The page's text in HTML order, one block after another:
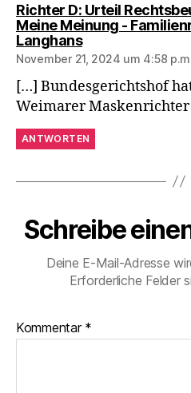
Richter D: Urteil
Meine Meinung -
Langhanssagt:
November 21, 2024 um 4:58
[…] Bundesgerichtshof
Weimarer
ANTWORTEN
Schreibe
Deine E-Mail-Adresse
Erforderliche Felder
Kommentar *